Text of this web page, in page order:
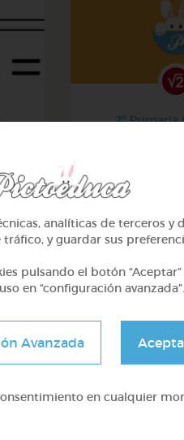
2º Primaria
gracias al
analíticas de terceros y
y guardar sus
pulsando el botón
en “configuración avanzada”.
Avanzada
en cualquier